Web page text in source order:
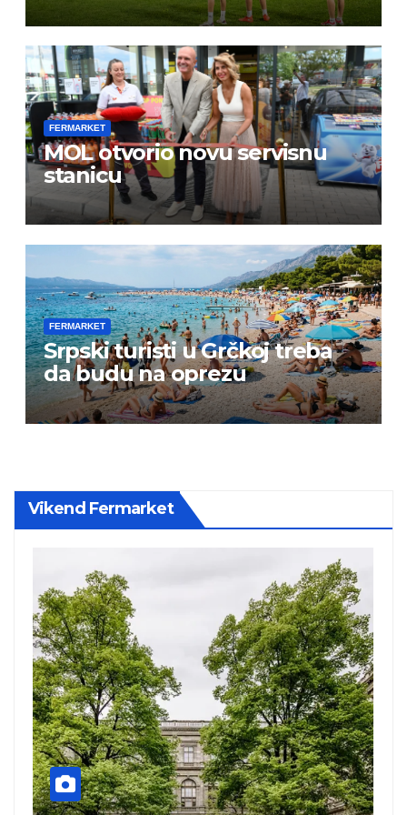
FERMARKET
MOL otvorio novu servisnu
stanicu
FERMARKET
Srpski turisti u Grčkoj treba
da budu na oprezu
Vikend Fermarket